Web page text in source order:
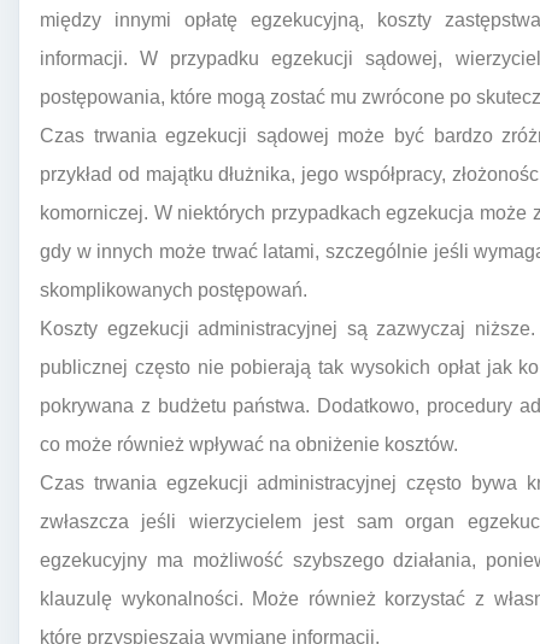
między innymi opłatę egzekucyjną, koszty
informacji. W przypadku egzekucji sądowej,
postępowania, które mogą zostać mu zwrócone po
Czas trwania egzekucji sądowej może być bardzo
przykład od majątku dłużnika, jego współpracy,
komorniczej. W niektórych przypadkach egzekucja
gdy w innych może trwać latami, szczególnie jeśli
skomplikowanych postępowań.
Koszty egzekucji administracyjnej są zazwyczaj
publicznej często nie pobierają tak wysokich opłat jak
pokrywana z budżetu państwa. Dodatkowo, procedury
co może również wpływać na obniżenie kosztów.
Czas trwania egzekucji administracyjnej często bywa
zwłaszcza jeśli wierzycielem jest sam organ
egzekucyjny ma możliwość szybszego działania,
klauzulę wykonalności. Może również korzystać z
które przyspieszają wymianę informacji.